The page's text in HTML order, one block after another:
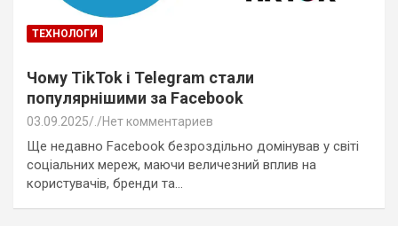
ТЕХНОЛОГИ
Чому TikTok і Telegram стали
популярнішими за Facebook
03.09.2025 Нет комментариев
Ще недавно Facebook безроздільно домінував у світі
соціальних мереж, маючи величезний вплив на
користувачів, бренди та…